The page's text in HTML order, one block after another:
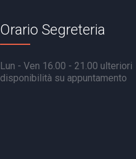
Orario Segreteria
Lun - Ven 16.00 - 21.00 ulteriori
disponibilità su appuntamento